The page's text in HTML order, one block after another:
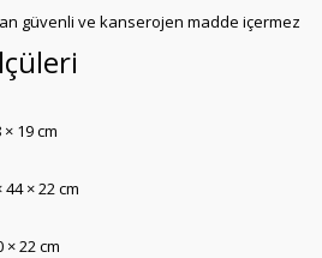
güvenli ve kanserojen madde içermez
× 19 cm
44 × 22 cm
× 22 cm